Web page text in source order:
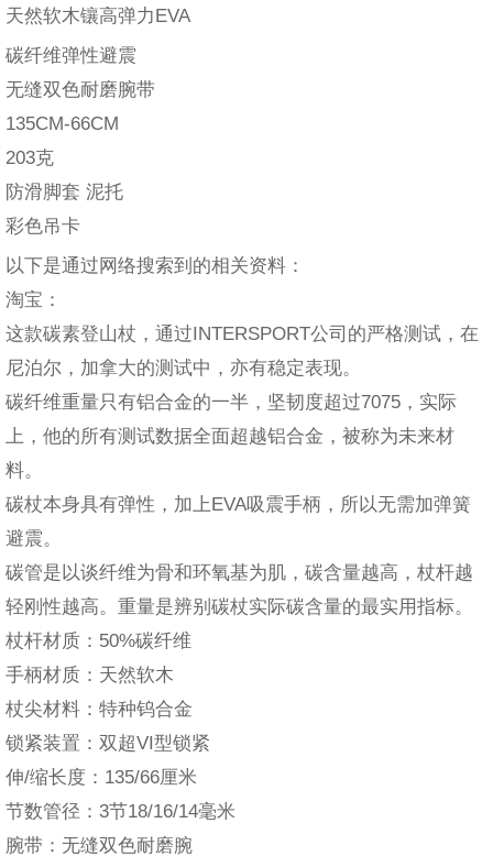
天然软木镶高弹力EVA
碳纤维弹性避震
无缝双色耐磨腕带
135CM-66CM
203克
防滑脚套 泥托
彩色吊卡
以下是通过网络搜索到的相关资料：
淘宝：
这款碳素登山杖，通过INTERSPORT公司的严格测试，在
尼泊尔，加拿大的测试中，亦有稳定表现。
碳纤维重量只有铝合金的一半，坚韧度超过7075，实际
上，他的所有测试数据全面超越铝合金，被称为未来材
料。
碳杖本身具有弹性，加上EVA吸震手柄，所以无需加弹簧
避震。
碳管是以谈纤维为骨和环氧基为肌，碳含量越高，杖杆越
轻刚性越高。重量是辨别碳杖实际碳含量的最实用指标。
杖杆材质：50%碳纤维
手柄材质：天然软木
杖尖材料：特种钨合金
锁紧装置：双超VI型锁紧
伸/缩长度：135/66厘米
节数管径：3节18/16/14毫米
腕带：无缝双色耐磨腕